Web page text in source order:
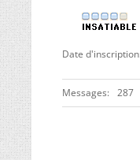
Date d'inscription
Messages 287